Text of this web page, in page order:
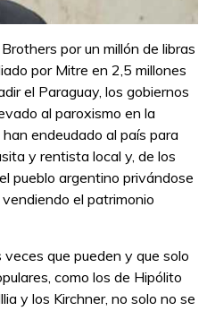
por un millón de libras
por Mitre en 2,5 millones
el Paraguay, los gobiernos
al paroxismo en la
endeudado al país para
y rentista local y, de los
pueblo argentino privándose
el patrimonio
que pueden y que solo
como los de Hipólito
y los Kirchner, no solo no se